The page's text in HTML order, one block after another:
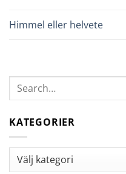
Himmel eller helvete
KATEGORIER
Kategorier